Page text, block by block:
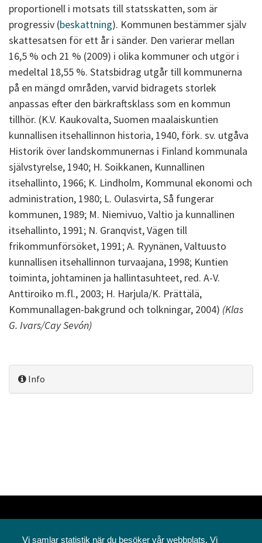
proportionell i motsats till statsskatten, som är
progressiv (beskattning). Kommunen bestämmer själv
skattesatsen för ett år i sänder. Den varierar mellan
16,5 % och 21 % (2009) i olika kommuner och utgör i
medeltal 18,55 %. Statsbidrag utgår till kommunerna
på en mängd områden, varvid bidragets storlek
anpassas efter den bärkraftsklass som en kommun
tillhör. (K.V. Kaukovalta, Suomen maalaiskuntien
kunnallisen itsehallinnon historia, 1940, förk. sv. utgåva
Historik över landskommunernas i Finland kommunala
självstyrelse, 1940; H. Soikkanen, Kunnallinen
itsehallinto, 1966; K. Lindholm, Kommunal ekonomi och
administration, 1980; L. Oulasvirta, Så fungerar
kommunen, 1989; M. Niemivuo, Valtio ja kunnallinen
itsehallinto, 1991; N. Granqvist, Vägen till
frikommunförsöket, 1991; A. Ryynänen, Valtuusto
kunnallisen itsehallinnon turvaajana, 1998; Kuntien
toiminta, johtaminen ja hallintasuhteet, red. A-V.
Anttiroiko m.fl., 2003; H. Harjula/K. Prättälä,
Kommunallagen-bakgrund och tolkningar, 2004) (Klas
G. Ivars/Cay Sevón)
Info
Vi samlar statistik när du besöker vår webbplats. Vi